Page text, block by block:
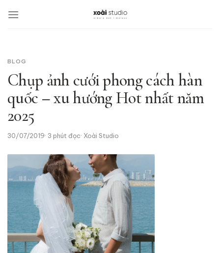
qua
BLOG
Chụp ảnh cưới phong cách hàn
quốc – xu hướng Hot nhất năm
2025
30/07/2019 3 phút đọc Xoài Studio